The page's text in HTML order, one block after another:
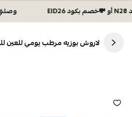
وصلتي 300 ريال؟ اختاري هديتك :🏍 شحن مجاني بكود N28 أو 💸خصم بكود EID26